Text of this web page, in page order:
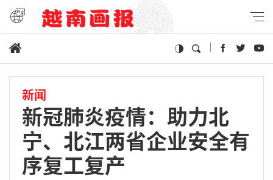
新闻
新冠肺炎疫情：助力北
宁、北江两省企业安全有
序复工复产